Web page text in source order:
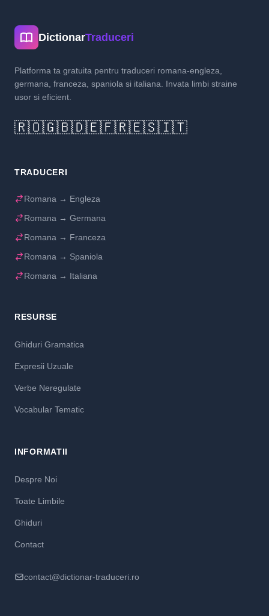
DictionarTraduceri
Platforma ta gratuita pentru traduceri romana-engleza,
germana, franceza, spaniola si italiana. Invata limbi straine
usor si eficient.
🇷🇴🇬🇧🇩🇪🇫🇷🇪🇸🇮🇹
TRADUCERI
Romana → Engleza
Romana → Germana
Romana → Franceza
Romana → Spaniola
Romana → Italiana
RESURSE
Ghiduri Gramatica
Expresii Uzuale
Verbe Neregulate
Vocabular Tematic
INFORMATII
Despre Noi
Toate Limbile
Ghiduri
Contact
contact@dictionar-traduceri.ro